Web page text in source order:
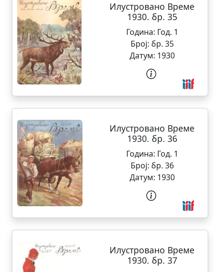
Илустровано Време
1930. бр. 35
Година: Год. 1
Број: бр. 35
Датум: 1930
Илустровано Време
1930. бр. 36
Година: Год. 1
Број: бр. 36
Датум: 1930
Илустровано Време
1930. бр. 37